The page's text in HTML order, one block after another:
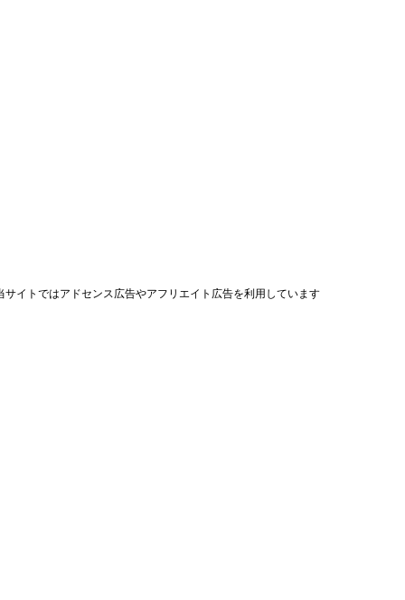
サイトではアドセンス広告やアフリエイト広告を利用しています